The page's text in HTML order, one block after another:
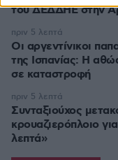
του ΔΕΔΔΗΕ στην
Οι αργεντίνικοι
της Ισπανίας: Η
σε καταστροφή
πριν 5 λεπτά
Συνταξιούχος
κρουαζιερόπλοιο
λεπτά»
πριν 5 λεπτά